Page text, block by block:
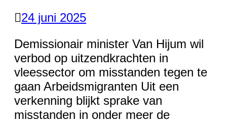
24 juni 2025
Demissionair minister Van Hijum wil
verbod op uitzendkrachten in
vleessector om misstanden tegen te
gaan Arbeidsmigranten Uit een
verkenning blijkt sprake van
misstanden in onder meer de